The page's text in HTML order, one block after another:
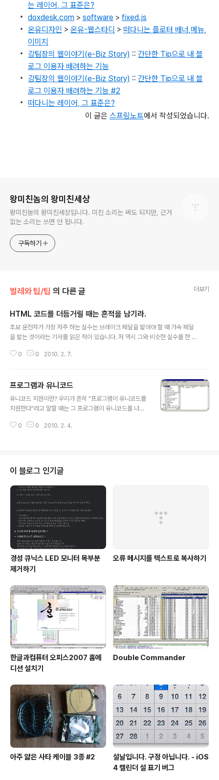
는 레이어, 그 표준은?
doxdesk.com > software > fixed.js
온유디자인 > 온유-웹스타디 > 떠다니는 플로터 배너,메뉴,
이미지
강팀장의 웹이야기(e-Biz Story) :: 간단한 Tip으로 내 블
로그 이용자 배려하는 기능
강팀장의 웹이야기(e-Biz Story) :: 간단한 Tip으로 내 블
로그 이용자 배려하는 기능 #2
떠다니는 레이어, 그 표준은?
이 글은 스프링노트에서 작성되었습니다.
왕미친놈의 왕미친세상
왕미친놈의 왕미친세상입니다. 미친 소리는 써도 되지만, 근거
없는 소리는 쓰면 안 됩니다.
구독하기
벌레와 팁/팁 의 다른 글 더보기
HTML 코드를 더듬거릴 때는 흔적을 남기라.
초보 운전자가 가장 자주 하는 실수는 브레이크 페달을 밟아야 할 때 가속 페달
을 밟는 것이라는 기사를 읽은 적이 있습니다. 저 역시 그와 비슷한 실수를 한 적
만, 순간 당황했던 기억이 나네요. 그렇다면 블로그를 편집할 때 (X)HTML 등
편이 더 나음에도 그러지를 않는다는 점이 최대의 실수입니다. 원본을 남기라.
주석을 넣으라. 가장 좋지 않은 습관은 남기기보다 지우기를 생각한다는 점입니
다. 운전에서 가장 중요한 것은 가속이 아니 정지라는 점을 자주 잊듯이 초보 때
0 0 2010. 2. 7.
프로그램과 유니코드
유니코드 지원이란? 우리가 흔히 "프로그램이 유니코드를
지원한다"라고 말할 때는 그 프로그램이 유니코드를 나타
를 표현하는 코드 페이지가 유니코드이냐를 뜻합니다. 당
로 유니코드를 지원한다는 표현을 사용하기도 합니다. 유
니코드 출력 그렇다면 유니코드를 지원하는 프로그램만 유
니코드를 올바르게 나타낼 수 있을까요? 유니코드를 지원
하지 않는 프로그램은 유니코드를 올바르게 나타낼 수 없
현은 아무런 관련도 없습니다. 아, 관련이 있기는 합니다...
0 0 2010. 2. 4.
이 블로그 인기글
경성 큐닉스 LED 모니터 목부분
제거하기
오류 메시지를 텍스트로 복사하기
한글과컴퓨터 오피스2007 홈에
디션 설치기
Double Commander
아주 얇은 사타 케이블 3종 #2
설날입니다. 구정 아닙니다. - iOS
4 캘린더 설 표기 버그